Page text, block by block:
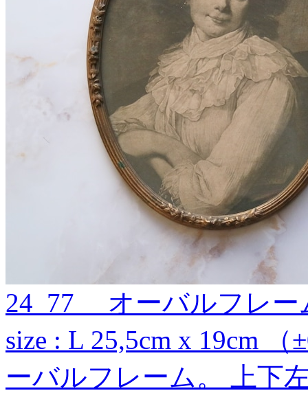
24_77 オーバルフレー
size : L 25,5cm x 19cm
ーバルフレーム。 上下